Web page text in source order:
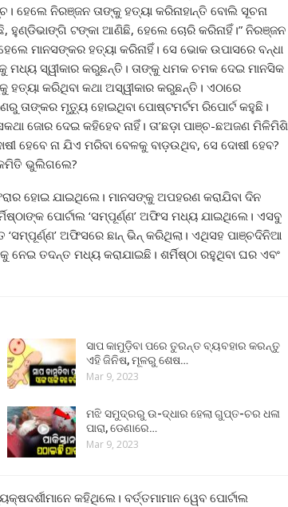
ହେଲେ ନିରଞ୍ଜନ ତାଙ୍କୁ ହତ୍ୟା କରିନାହାନ୍ତି ବୋଲି ସୂଚନା
ହୁଣ୍ଡିଭାଙ୍ଗି ଟଙ୍କା ଆଣିଛି, ହେଲେ ଚୋରି କରିନାହିଁ।” ନିରଞ୍ଜନ
ମାନସଙ୍କର ହତ୍ୟା କରିନାହିଁ। ସେ ଭୋକ ଉପାସରେ ବନ୍ଧା
ମଧ୍ୟ ସ୍ୱୀକାର କରୁଛନ୍ତି। ତାଙ୍କୁ ଧମକ ଚମକ ଦେଇ ମାନସିକ
କରିଥିବା କଥା ଅସ୍ୱୀକାର କରୁଛନ୍ତି। ଏଠାରେ
ତାଙ୍କର ମୃତ୍ୟୁ ହୋଇଥିବା ପୋଷ୍ଟମର୍ଟମ ରିପୋର୍ଟ କହୁଛି।
ଜୋର ଦେଇ କହିହେବ ନାହିଁ। ତା’ଛଡ଼ା ପାଞ୍ଚ-ଛଅଜଣ ମିଳିମିଶି
ହେବେ ନା ଯିଏ ମରିବା ବେଳକୁ ବାଡ଼ଉଥିବ, ସେ ଦୋଷୀ ହେବ?
ଭୁଲିଗଲେ?
ହୋଇ ଯାଇଥିଲେ। ମାନସଙ୍କୁ ଅପହରଣ କରାଯିବା ଦିନ
ପୋର୍ଟାଲ ‘ସମ୍ପୂର୍ଣ୍ଣ’ ଅଫିସ ମଧ୍ୟ ଯାଇଥିଲେ। ଏସବୁ
ଅଫିସରେ ଛାନ୍ ଭିନ୍ କରିଥିଲା। ଏଥିସହ ପାଞ୍ଚଦିନିଆ
ତଦନ୍ତ ମଧ୍ୟ କରାଯାଇଛି। ଶର୍ମିଷ୍ଠା ରହୁଥିବା ଘର ଏବଂ
ସାପ କାମୁଡ଼ିବା ପରେ ତୁରନ୍ତ ବ୍ୟବହାର କରନ୍ତୁ
ଏହି ଜିନିଷ, ମୂଳରୁ ଶେଷ…
Mar 9, 2023
ମଝି ସମୁଦ୍ରରୁ ଉ-ଦ୍ଧାର ହେଲା ଗୁପ୍ତ-ଚର ଧଳା
ପାରା, ଡେଣାରେ…
Mar 9, 2023
କହିଥିଲେ। ବର୍ତ୍ତମାମାନ ୱେବ ପୋର୍ଟାଲ